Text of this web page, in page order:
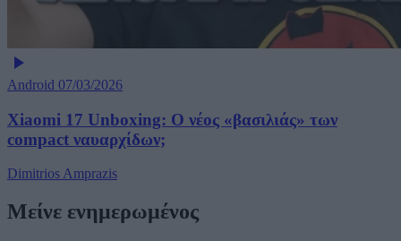
Android 07/03/2026
Xiaomi 17 Unboxing: Ο νέος «βασιλιάς» των
compact ναυαρχίδων;
Dimitrios Amprazis
Μείνε ενημερωμένος